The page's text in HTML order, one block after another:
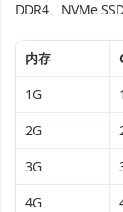
DDR4、NVMe
内存
1G
2G
3G
4G